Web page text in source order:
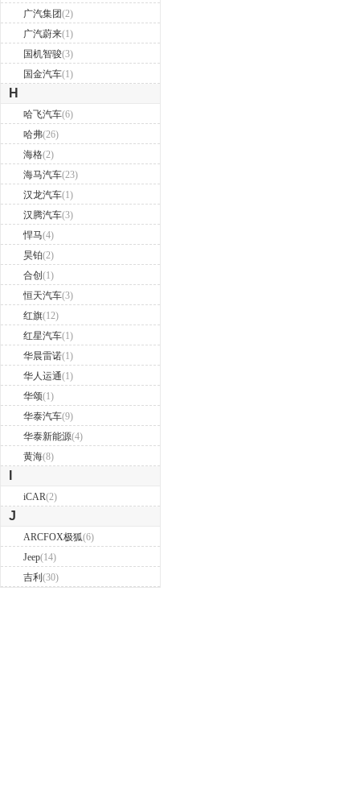
广汽集团(2)
广汽蔚来(1)
国机智骏(3)
国金汽车(1)
H
哈飞汽车(6)
哈弗(26)
海格(2)
海马汽车(23)
汉龙汽车(1)
汉腾汽车(3)
悍马(4)
昊铂(2)
合创 (1)
恒天汽车(3)
红旗(12)
红星汽车(1)
华晨雷诺(1)
华人运通(1)
华颂(1)
华泰汽车(9)
华泰新能源(4)
黄海(8)
iCAR(2)
J
ARCFOX极狐(6)
Jeep(14)
吉利 (30)